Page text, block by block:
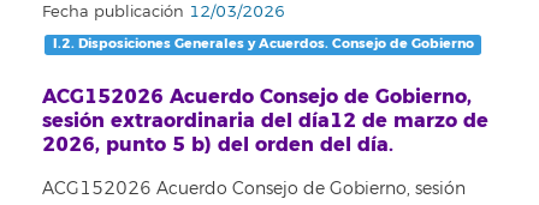
Fecha publicación 12/03/2026
I.2. Disposiciones Generales y Acuerdos. Consejo de Gobierno
ACG152026 Acuerdo Consejo de Gobierno,
sesión extraordinaria del día12 de marzo de
2026, punto 5 b) del orden del día.
ACG152026 Acuerdo Consejo de Gobierno, sesión